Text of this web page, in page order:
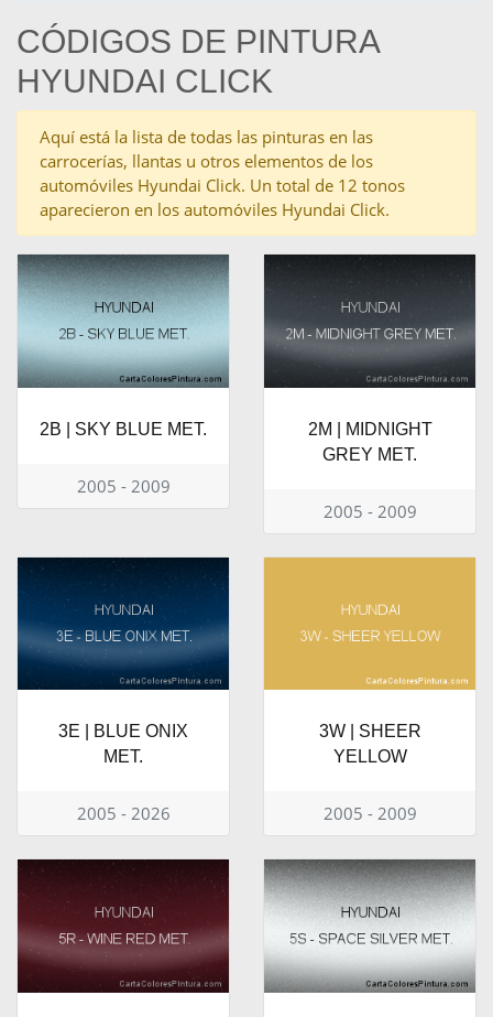
CÓDIGOS DE PINTURA
HYUNDAI CLICK
Aquí está la lista de todas las pinturas en las
carrocerías, llantas u otros elementos de los
automóviles Hyundai Click. Un total de 12 tonos
aparecieron en los automóviles Hyundai Click.
2B | SKY BLUE MET.
2005 - 2009
2M | MIDNIGHT
GREY MET.
2005 - 2009
3E | BLUE ONIX
MET.
2005 - 2026
3W | SHEER
YELLOW
2005 - 2009